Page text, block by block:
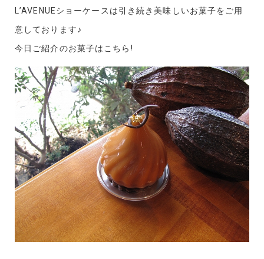
L’AVENUEショーケースは引き続き美味しいお菓子をご用
意しております♪
今日ご紹介のお菓子はこちら!